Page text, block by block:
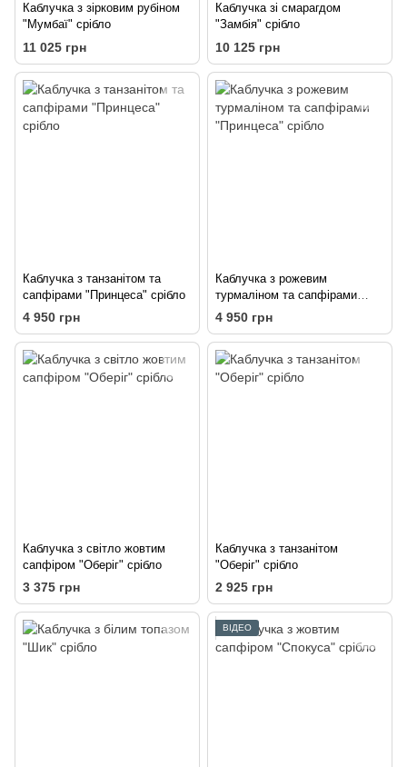
Каблучка з зірковим рубіном
"Мумбаї" срібло
11 025 грн
Каблучка зі смарагдом
"Замбія" срібло
10 125 грн
Каблучка з танзанітом та
сапфірами "Принцеса" срібло
4 950 грн
Каблучка з рожевим
турмаліном та сапфірами
"Принцеса" срібло
4 950 грн
Каблучка з світло жовтим
сапфіром "Оберіг" срібло
3 375 грн
Каблучка з танзанітом
"Оберіг" срібло
2 925 грн
ВІДЕО